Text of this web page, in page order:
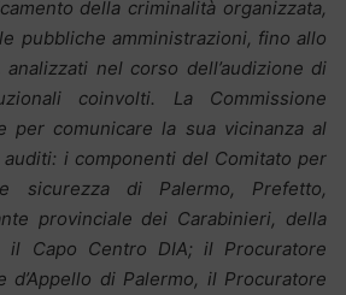
della criminalità organizzata,
pubbliche amministrazioni, fino allo
nel corso dell’audizione di
coinvolti. La Commissione
per comunicare la sua vicinanza al
i componenti del Comitato per
sicurezza di Palermo, Prefetto,
provinciale dei Carabinieri, della
il Capo Centro DIA; il Procuratore
d’Appello di Palermo, il Procuratore